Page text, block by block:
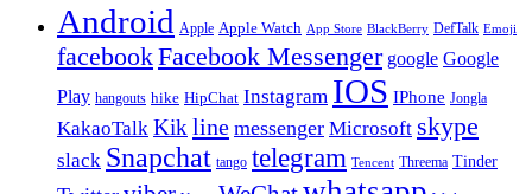
Android Apple Apple Watch App Store BlackBerry DefTalk Emoji
facebookFacebook Messenger google Google
Play hangouts hike HipChat Instagram IOS IPhone Jongla
KakaoTalk Kik line messenger Microsoft skype
slack Snapchat tango telegram Tencent Threema Tinder